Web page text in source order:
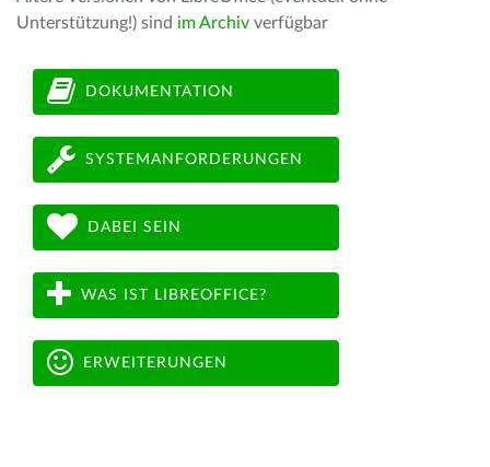
Unterstützung!) sind im Archiv verfügbar
DOKUMENTATION
SYSTEMANFORDERUNGEN
DABEI SEIN
WAS IST LIBREOFFICE?
ERWEITERUNGEN